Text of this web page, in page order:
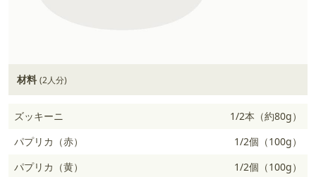
材料 (2人分)
ズッキーニ
1/2本（約80g）
パプリカ（赤）
1/2個（100g）
パプリカ（黄）
1/2個（100g）